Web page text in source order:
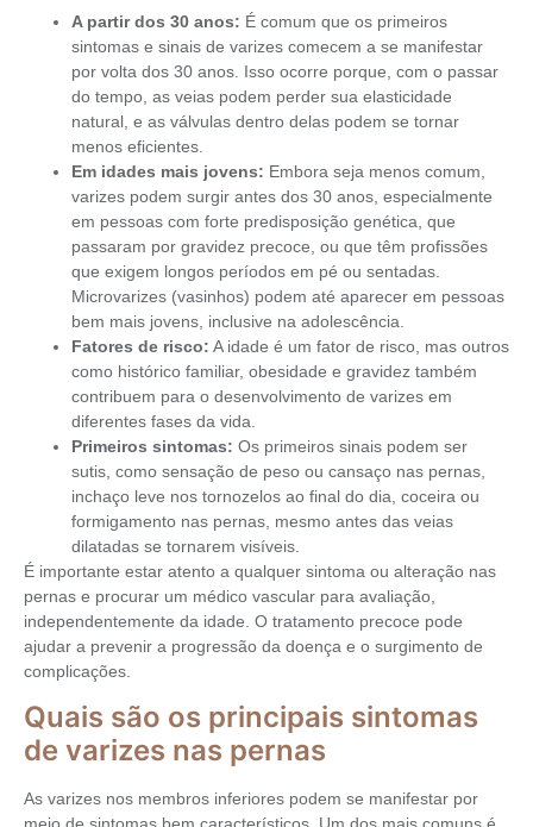
A partir dos 30 anos: É comum que os primeiros
sintomas e sinais de varizes comecem a se manifestar
por volta dos 30 anos. Isso ocorre porque, com o passar
do tempo, as veias podem perder sua elasticidade
natural, e as válvulas dentro delas podem se tornar
menos eficientes.
Em idades mais jovens: Embora seja menos comum,
varizes podem surgir antes dos 30 anos, especialmente
em pessoas com forte predisposição genética, que
passaram por gravidez precoce, ou que têm profissões
que exigem longos períodos em pé ou sentadas.
Microvarizes (vasinhos) podem até aparecer em pessoas
bem mais jovens, inclusive na adolescência.
Fatores de risco: A idade é um fator de risco, mas outros
como histórico familiar, obesidade e gravidez também
contribuem para o desenvolvimento de varizes em
diferentes fases da vida.
Primeiros sintomas: Os primeiros sinais podem ser
sutis, como sensação de peso ou cansaço nas pernas,
inchaço leve nos tornozelos ao final do dia, coceira ou
formigamento nas pernas, mesmo antes das veias
dilatadas se tornarem visíveis.
É importante estar atento a qualquer sintoma ou alteração nas
pernas e procurar um médico vascular para avaliação,
independentemente da idade. O tratamento precoce pode
ajudar a prevenir a progressão da doença e o surgimento de
complicações.
Quais são os principais sintomas
de varizes nas pernas
As varizes nos membros inferiores podem se manifestar por